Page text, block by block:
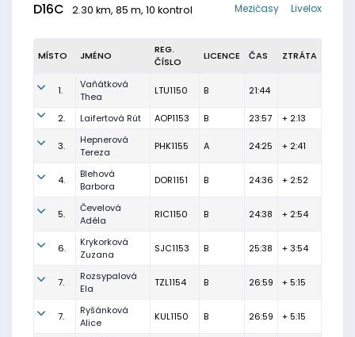
D16C 2.30 km, 85 m, 10 kontrol Livelox
Mezičasy
MÍSTO JMÉNO
REG.
ČÍSLO
LICENCE ČAS ZTRÁTA
1.
Vaňátková
Thea
LTU1150 B 21:44
2. Laifertová Rút AOP1153 B 23:57 + 2:13
3.
Hepnerová
Tereza
PHK1155 A 24:25 + 2:41
4.
Blehová
Barbora
DOR1151 B 24:36 + 2:52
5.
Čevelová
Adéla
RIC1150 B 24:38 + 2:54
6.
Krykorková
Zuzana
SJC1153 B 25:38 + 3:54
7.
Rozsypalová
Ela
TZL1154 B 26:59 + 5:15
7.
Ryšánková
Alice
KUL1150 B 26:59 + 5:15